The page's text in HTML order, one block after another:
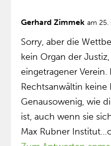
Gerhard Zimmek am 25.
Sorry, aber die
kein Organ der
eingetragener
Rechtsanwältin keine
Genausowenig, wie
ist, auch wenn sie
Max Rubner